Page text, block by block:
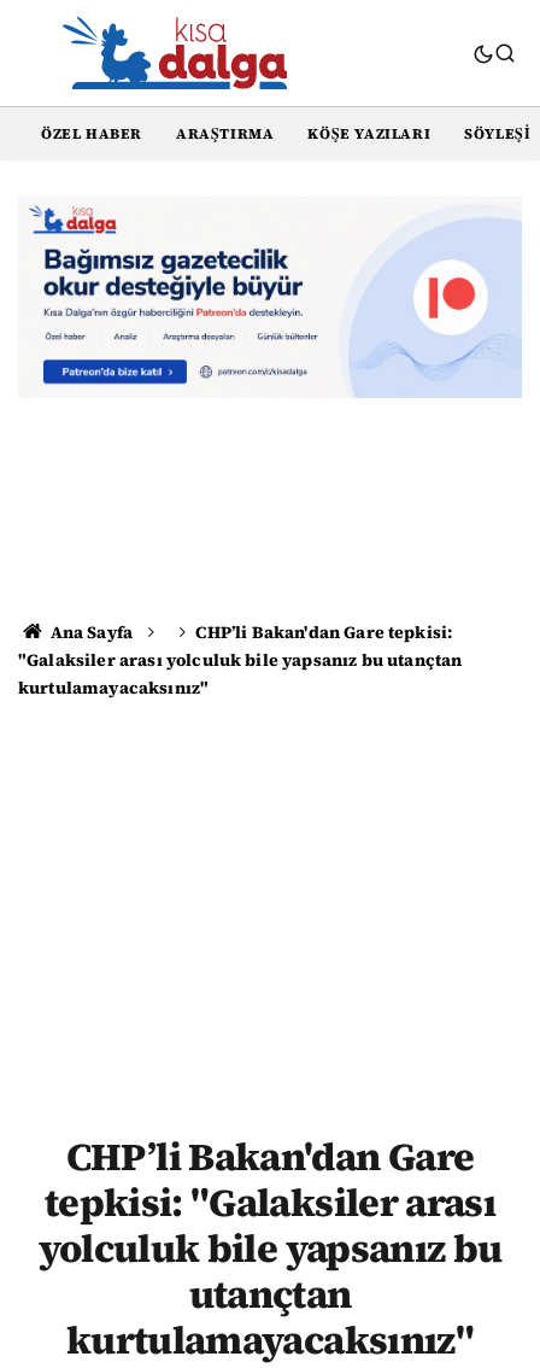
ÖZEL HABER ARAŞTIRMA KÖŞE YAZILARI SÖYLEŞI
Ana Sayfa
CHP’li Bakan'dan Gare tepkisi:
"Galaksiler arası yolculuk bile yapsanız bu utançtan
kurtulamayacaksınız"
CHP’li Bakan'dan Gare
tepkisi: "Galaksiler arası
yolculuk bile yapsanız bu
utançtan
kurtulamayacaksınız"